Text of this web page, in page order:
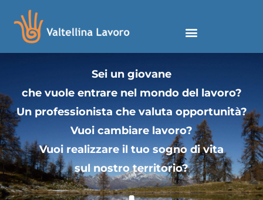
Sei un giovane
che vuole entrare nel mondo del lavoro?
Un professionista che valuta opportunità?
Vuoi cambiare lavoro?
Vuoi realizzare il tuo sogno di vita
sul nostro territorio?